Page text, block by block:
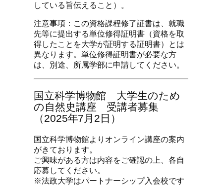
している旨伝えること）。
注意事項：この資格課程修了証書は、就職
先等に提出する単位修得証明書（資格を取
得したことを大学が証明する証明書）とは
異なります。単位修得証明書が必要な方
は、別途、所属学部に申請してください。
国立科学博物館 大学生のため
の自然史講座 受講者募集
（2025年7月2日）
国立科学博物館よりオンライン講座の案内
がきております。
ご興味がある方は内容をご確認の上、各自
応募してください。
※法政大学はパートナーシップ入会校です